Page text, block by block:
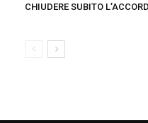
CHIUDERE SUBITO